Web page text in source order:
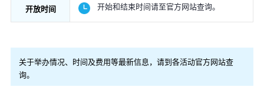
开放时间 开始和结束时间请至官方网站查询。
关于举办情况、时间及费用等最新信息，请到各活动官方网站查
询。